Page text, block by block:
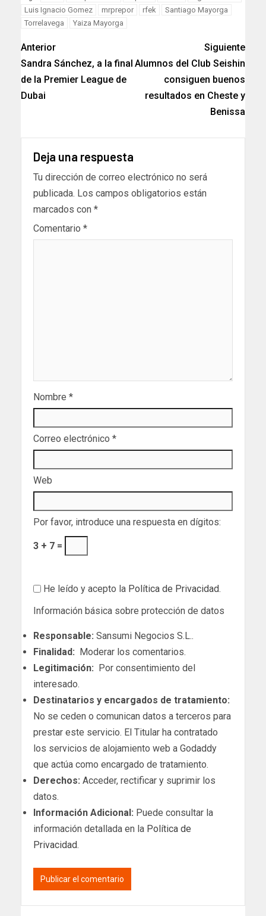
Luis Ignacio Gomez
mrprepor rfek
Santiago Mayorga
Torrelavega
Yaiza Mayorga
Anterior
Sandra Sánchez, a la final
de la Premier League de
Dubai
Siguiente
Alumnos del Club Seishin
consiguen buenos
resultados en Cheste y
Benissa
Deja una respuesta
Tu dirección de correo electrónico no será
publicada. Los campos obligatorios están
marcados con *
Comentario *
Nombre *
Correo electrónico *
Web
Por favor, introduce una respuesta en dígitos:
3 + 7 =
He leído y acepto la Política de Privacidad.
Información básica sobre protección de datos
Responsable: Sansumi Negocios S.L..
Finalidad: Moderar los comentarios.
Legitimación: Por consentimiento del
interesado.
Destinatarios y encargados de tratamiento:
No se ceden o comunican datos a terceros para
prestar este servicio. El Titular ha contratado
los servicios de alojamiento web a Godaddy
que actúa como encargado de tratamiento.
Derechos: Acceder, rectificar y suprimir los
datos.
Información Adicional: Puede consultar la
información detallada en la Política de
Privacidad.